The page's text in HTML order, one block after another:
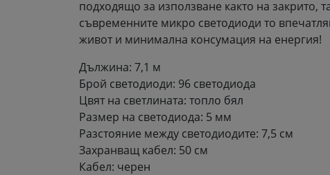
подходящо за използване както на закрито,
съвременните микро светодиоди то
живот и минимална консумация на енергия!
Дължина: 7,1 м
Брой светодиоди: 96 светодиода
Цвят на светлината: топло бял
Размер на светодиода: 5 мм
Разстояние между светодиодите: 7,5 см
Захранващ кабел: 50 см
Кабел: черен